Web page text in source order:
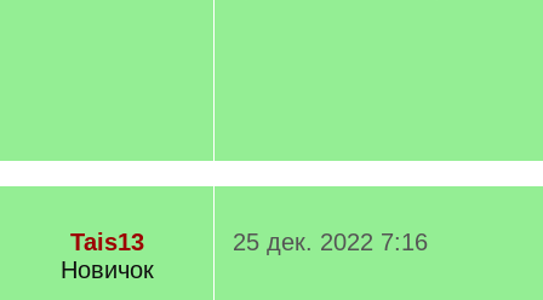
Tais13
Новичок
25 дек. 2022 7:16